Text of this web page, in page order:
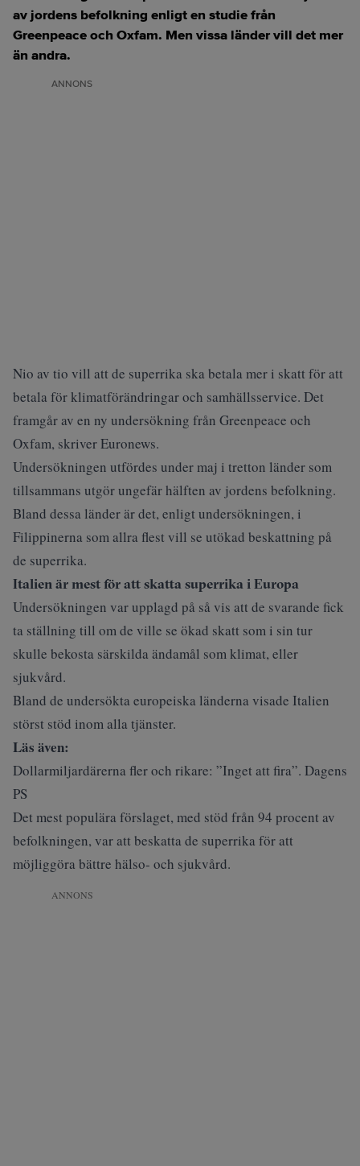
av jordens befolkning enligt en studie från
Greenpeace och Oxfam. Men vissa länder vill det mer
än andra.
ANNONS
Nio av tio vill att de superrika ska betala mer i skatt för att
betala för klimatförändringar och samhällsservice. Det
framgår av en ny undersökning från Greenpeace och
Oxfam, skriverEuronews.
Undersökningen utfördes under maj i tretton länder som
tillsammans utgör ungefär hälften av jordens befolkning.
Bland dessa länder är det, enligt undersökningen, i
Filippinerna som allra flest vill se utökad beskattning på
de superrika.
Italien är mest för att skatta superrika i Europa
Undersökningen var upplagd på så vis att de svarande fick
ta ställning till om de ville se ökad skatt som i sin tur
skulle bekosta särskilda ändamål som klimat, eller
sjukvård.
Bland de undersökta europeiska länderna visade Italien
störst stöd inom alla tjänster.
Läs även:
Dollarmiljardärerna fler och rikare: ”Inget att fira”. Dagens
PS
Det mest populära förslaget, med stöd från 94 procent av
befolkningen, var att beskatta de superrika för att
möjliggöra bättre hälso- och sjukvård.
ANNONS